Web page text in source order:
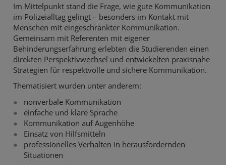
Im Mittelpunkt stand die Frage, wie gute Kommunikation
im Polizeialltag gelingt – besonders im Kontakt mit
Menschen mit eingeschränkter Kommunikation.
Gemeinsam mit Referenten mit eigener
Behinderungserfahrung erlebten die Studierenden einen
direkten Perspektivwechsel und entwickelten praxisnahe
Strategien für respektvolle und sichere Kommunikation.
Thematisiert wurden unter anderem:
nonverbale Kommunikation
einfache und klare Sprache
Kommunikation auf Augenhöhe
Einsatz von Hilfsmitteln
professionelles Verhalten in herausfordernden
Situationen